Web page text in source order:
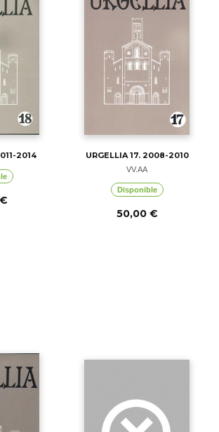
2014 URGELLIA 17. 2008-2010
VV.AA
Disponible
50,00 €